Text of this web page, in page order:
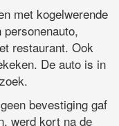
met kogelwerende
restaurant. Ook
De auto is in
bevestiging gaf
werd kort na de